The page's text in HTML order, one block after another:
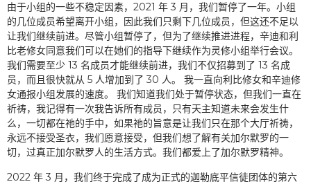
由于小组的一些不稳定因素，2021 年 3 月，我们暂停了一年。小组
的几位成员希望离开小组，因此我们只剩下几位成员，但这还不足以
让我们继续前进。尽管小组暂停了，但为了继续推进进程，辛迪和利
比老修女同意我们可以在她们的指导下继续作为灵修小组举行会议。
我们需要至少 13 名成员才能继续前进，我们不仅招募到了 13 名成
员，而且很快就从 5 人增加到了 30 人。 我一直向利比修女和辛迪修
女通报小组发展的速度。 我们知道我们处于暂停状态，但我们一直在
祈祷，我记得有一次我告诉所有成员，只有天主知道未来会发生什
么，一切都在祂的手中，如果祂的旨意是让我们只在那个大厅祈祷，
永远不接受圣衣，我们愿意接受，但我们想了解有关加尔默罗的一
切，过真正加尔默罗人的生活方式。我们都爱上了加尔默罗精神。
2022 年 3 月，我们终于完成了成为正式的迦勒底平信徒团体的第六